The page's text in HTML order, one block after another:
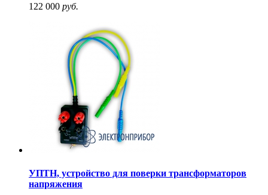
122 000 руб.
УПТН, устройство для поверки трансформаторов
напряжения